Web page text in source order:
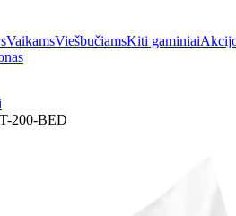
VaikamsViešbučiamsKiti gaminiai
200-BED